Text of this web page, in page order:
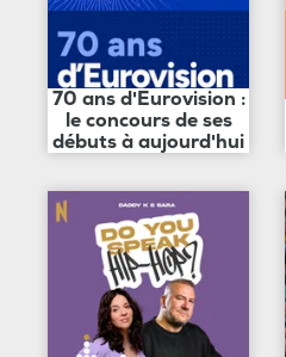
70 ans d'Eurovision :
le concours de ses
débuts à aujourd'hui